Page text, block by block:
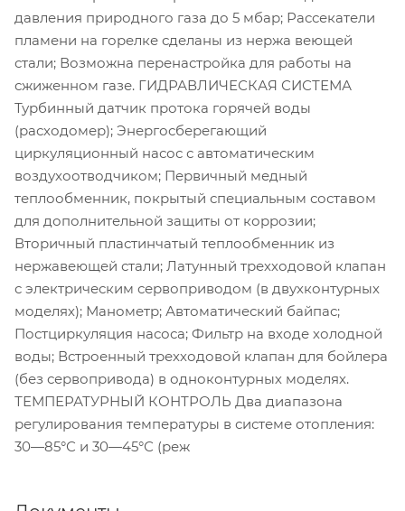
давления природного газа до 5 мбар; Рассекатели
пламени на горелке сделаны из нержа веющей
стали; Возможна перенастройка для работы на
сжиженном газе. ГИДРАВЛИЧЕСКАЯ СИСТЕМА
Турбинный датчик протока горячей воды
(расходомер); Энергосберегающий
циркуляционный насос с автоматическим
воздухоотводчиком; Первичный медный
теплообменник, покрытый специальным составом
для дополнительной защиты от коррозии;
Вторичный пластинчатый теплообменник из
нержавеющей стали; Латунный трехходовой клапан
с электрическим сервоприводом (в двухконтурных
моделях); Манометр; Автоматический байпас;
Постциркуляция насоса; Фильтр на входе холодной
воды; Встроенный трехходовой клапан для бойлера
(без сервопривода) в одноконтурных моделях.
ТЕМПЕРАТУРНЫЙ КОНТРОЛЬ Два диапазона
регулирования температуры в системе отопления:
30—85°С и 30—45°С (реж